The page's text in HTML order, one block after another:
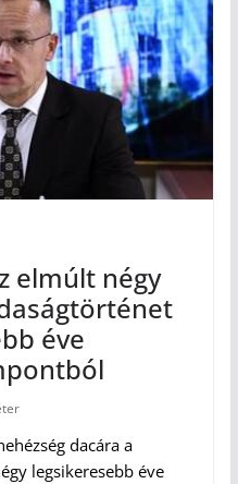
elmúlt négy
éve
dacára a
legsikeresebb éve